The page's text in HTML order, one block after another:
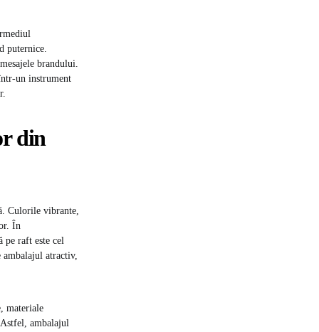
puternice.
brandului.
un instrument
din
Culorile vibrante,
În
pe raft este cel
ambalajul atractiv,
materiale
ambalajul